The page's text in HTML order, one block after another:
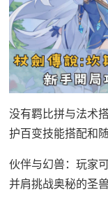
没有羁比拼与法术
护百变技能搭配和随
伙伴与幻兽：玩家
并肩挑战奥秘的圣兽